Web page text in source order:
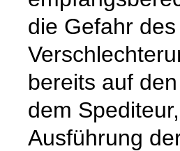
die Gefahr
bereits auf
dem
Ausführung